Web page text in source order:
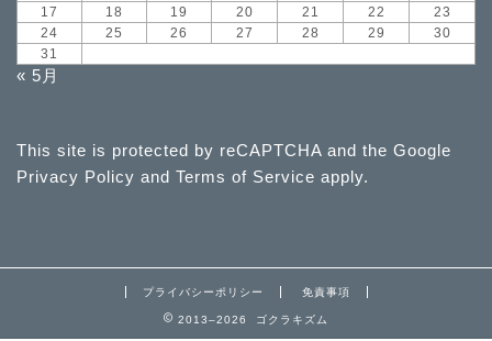
17
18 19 20 21 22
23
24
25 26 27 28 29
30
31
« 5月
This site is protected by reCAPTCHA and the Google
Privacy Policy and Terms of Service apply.
プライバシーポリシー 免責事項
2013–2026 ゴクラキズム